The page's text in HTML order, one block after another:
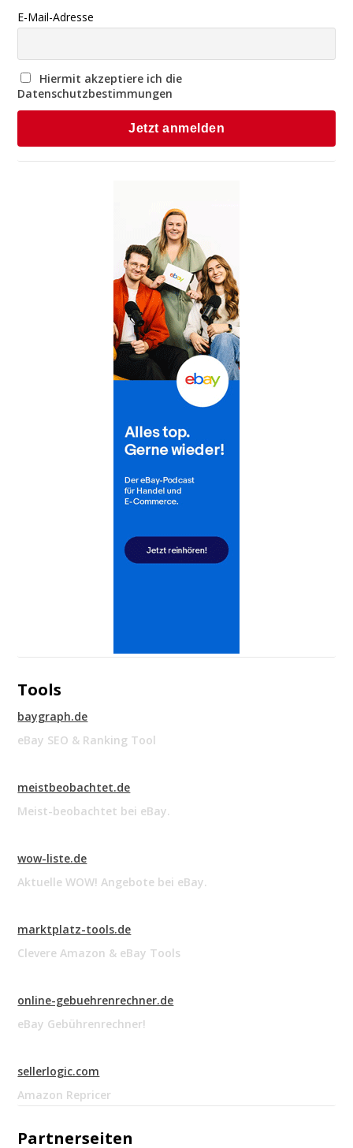
E-Mail-Adresse
Hiermit akzeptiere ich die
Datenschutzbestimmungen
Tools
baygraph.de
eBay SEO & Ranking Tool
meistbeobachtet.de
Meist-beobachtet bei eBay.
wow-liste.de
Aktuelle WOW! Angebote bei eBay.
marktplatz-tools.de
Clevere Amazon & eBay Tools
online-gebuehrenrechner.de
eBay Gebührenrechner!
sellerlogic.com
Amazon Repricer
Partnerseiten